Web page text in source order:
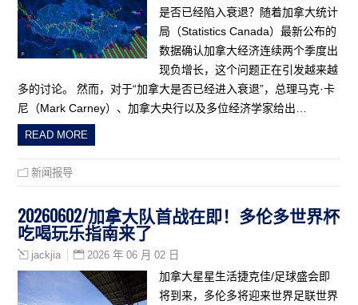
是否已经陷入衰退？随着加拿大统计
局（Statistics Canada）最新公布的
数据确认加拿大经济连续两个季度出
现负增长，这个问题正在引发越来越
多的讨论。 然而，对于“加拿大是否已经进入衰退”，总理马克·卡
尼（Mark Carney）、加拿大央行以及多位经济学家给出…
READ MORE
新闻报导
20260602/加拿大队首战在即！多伦多世界杯
吃喝玩乐指南来了
jackjia 2026 年 06 月 02 日
加拿大星星生活捷克佳/足球盛会即
将到来，多伦多将迎来世界足联世界